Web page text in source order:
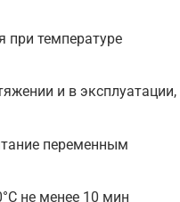
температуре
и в эксплуатации,
переменным
не менее 10 мин